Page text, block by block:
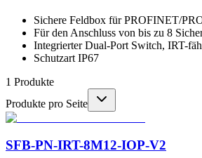
Sichere Feldbox für PROFINET/
Für den Anschluss von bis zu 8
Integrierter Dual-Port Switch, IRT-
Schutzart IP67
1 Produkte
Produkte pro Seite
SFB-PN-IRT-8M12-IOP-V2